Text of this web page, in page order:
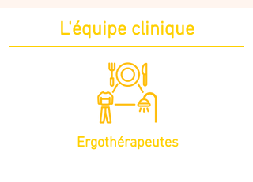
L'équipe clinique
Ergothérapeutes